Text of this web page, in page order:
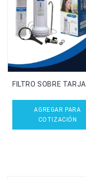
FILTRO SOBRE TARJA
AGREGAR PARA
COTIZACIÓN